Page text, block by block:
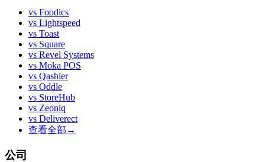
vs Foodics
vs Lightspeed
vs Toast
vs Square
vs Revel Systems
vs Moka POS
vs Qashier
vs Oddle
vs StoreHub
vs Zeoniq
vs Deliverect
查看全部 →
公司